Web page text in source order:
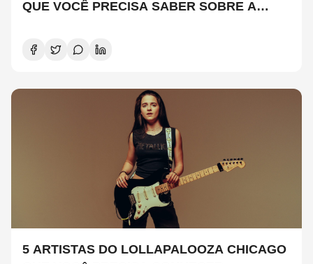
QUE VOCÊ PRECISA SABER SOBRE A
5 ARTISTAS DO LOLLAPALOOZA CHICAGO